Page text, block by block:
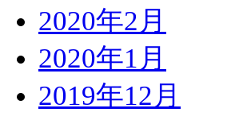
2020年2月
2020年1月
2019年12月